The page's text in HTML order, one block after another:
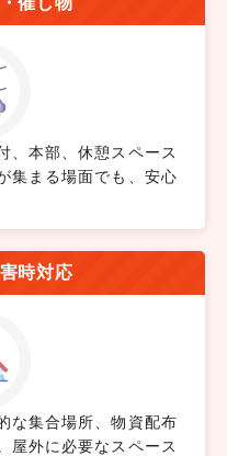
、本部、休憩スペース
集まる場面でも、安心
時対応
な集合場所、物資配布
屋外に必要なスペース